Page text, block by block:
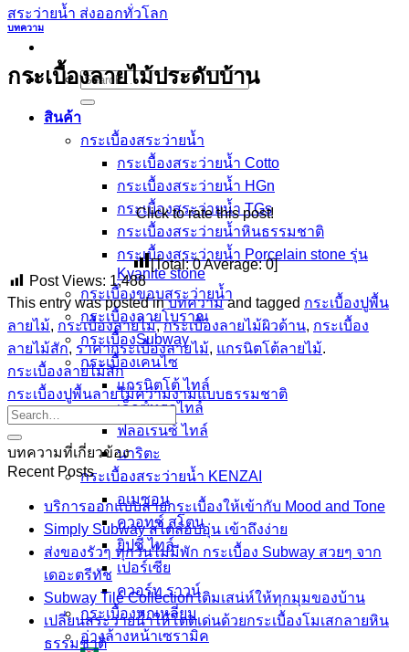
Search
for:
สินค้า
กระเบื้องสระว่ายนํ้า
กระเบื้องสระว่ายน้ำ Cotto
กระเบื้องสระว่ายน้ำ HGn
กระเบื้องสระว่ายน้ำ TGs
กระเบื้องสระว่ายน้ำหินธรรมชาติ
กระเบื้องสระว่ายนํ้า Porcelain stone รุ่น
Kyanite stone
กระเบื้องขอบสระว่ายน้ำ
กระเบื้องลายโบราณ
กระเบื้องSubway
กระเบื้องเคนไซ
แกรนิตโต้ ไทล์
เอ็กซ์ทรูดไทล์
ฟลอเรนซ์ ไทล์
นาริตะ
กระเบื้องสระว่ายน้ำ KENZAI
อเมซอน
ควอทซ์ สโตน
ยิปซี ไทล์
เปอร์เซีย
ควอร์ท ราวน์
กระเบื้องหกเหลี่ยม
อ่างล้างหน้าเซรามิค
บทความ
กระเบื้องลายไม้ประดับบ้าน
Click to rate this post!
[Total:0Average:0]
Post Views: 1,488
This entry was posted inบทความand tagged กระเบื้องปูพื้น
ลายไม้, กระเบื้องลายไม้,กระเบื้องลายไม้ผิวด้าน, กระเบื้อง
ลายไม้สัก, ราคากระเบื้องลายไม้, แกรนิตโต้ลายไม้.
กระเบื้องลายไม้สัก
กระเบื้องปูพื้นลายไม้ความงามแบบธรรมชาติ
บทความที่เกี่ยวข้อง
Recent Posts
บริการออกแบบลายกระเบื้องให้เข้ากับ Mood and Tone
Simply Subway สไตล์อบอุ่น เข้าถึงง่าย
ส่งของรัวๆ ทุกวันไม่มีพัก กระเบื้อง Subway สวยๆ จาก
เดอะตรีทัช
Subway Tile Collection เติมเสน่ห์ให้ทุกมุมของบ้าน
เปลี่ยนสระว่ายน้ำให้โดดเด่นด้วยกระเบื้องโมเสกลายหิน
ธรรมชาติ